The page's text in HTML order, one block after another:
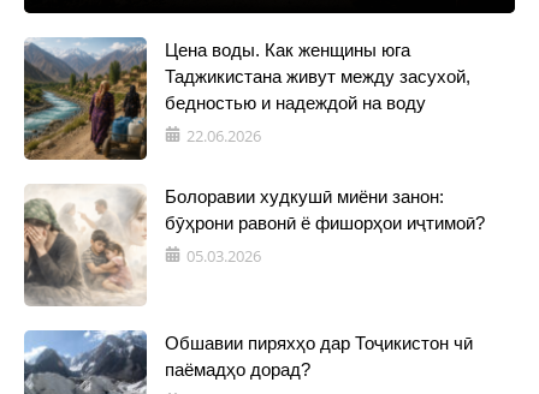
Цена воды. Как женщины юга
Таджикистана живут между засухой,
бедностью и надеждой на воду
22.06.2026
Болоравии худкушӣ миёни занон:
бӯҳрони равонӣ ё фишорҳои иҷтимоӣ?
05.03.2026
Обшавии пиряхҳо дар Тоҷикистон чӣ
паёмадҳо дорад?